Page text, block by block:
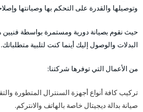
وتوصيلها والقدرة على التحكم بها وصيانتها
حيث نقوم بصيانة دورية ومستمرة بواسطة
البدلات والوصول إليك أينما كنت لتلبية متطلباتك.
من الأعمال التي توفرها شركتنا:
تركيب كافة أنواع أجهزة السنترال المتطورة
صيانة بدالة ديجيتال خاصة بالهاتف والانتركم.